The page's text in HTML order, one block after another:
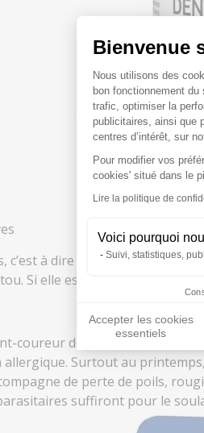
Bienvenue
Plateforme
Nous utilisons des
bon fonctionnement
trafic, optimiser la
publicitaires, ainsi que
centres d’intérêt, sur
Pour modifier vos
cookies' situé dans le
Lire la politique de
Voici pourquoi
Suivi, statistiques,
Accepter les cookies
essentiels
Dentifrice à
c’est à dire
rouges voire
Si elle est bien plus
coureur de maladie ou
Surtout au
de perte de poils,
suffiront pour le